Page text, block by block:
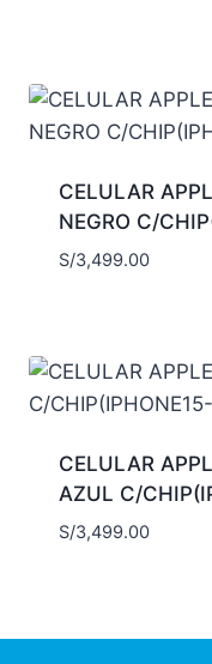
CELULAR
NEGRO C/
S/3,499.00
CELULAR
AZUL C/
S/3,499.00